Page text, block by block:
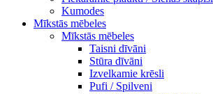
Kumodes
Mīkstās mēbeles
Mīkstās mēbeles
Taisni dīvāni
Stūra dīvāni
Izvelkamie krēsli
Pufi / Spilveni